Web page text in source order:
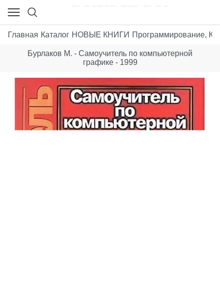
Главная Каталог НОВЫЕ КНИГИ Программирование,
Бурлаков М. - Самоучитель по компьютерной
графике - 1999